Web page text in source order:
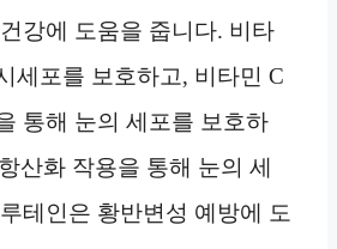
강에 도움을 줍니다. 비타
세포를 보호하고, 비타민 C
통해 눈의 세포를 보호하
산화 작용을 통해 눈의 세
테인은 황반변성 예방에 도